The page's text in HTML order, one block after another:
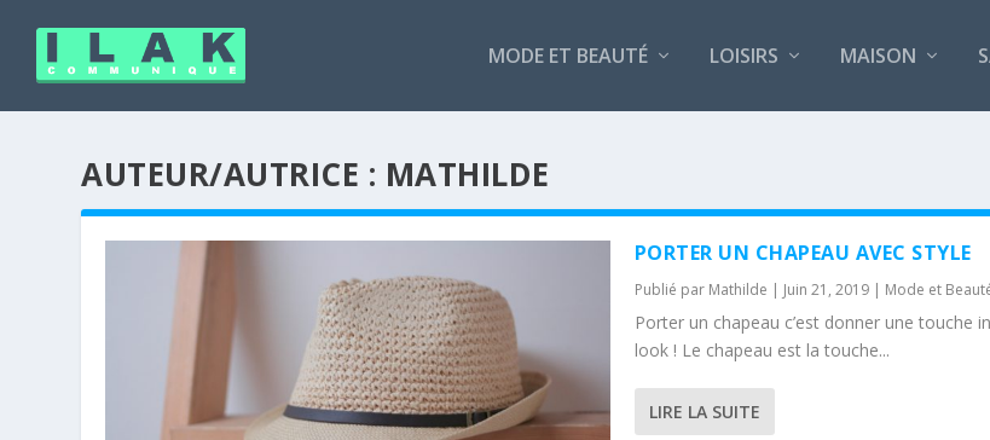
MODE ET BEAUTÉ LOISIRS MAISON
AUTEUR/AUTRICE : MATHILDE
PORTER UN CHAPEAU AVEC STYLE
Publié par Mathilde | Juin 21, 2019| Mode et
Porter un chapeau c’est donner une touche
look ! Le chapeau est la touche...
LIRE LA SUITE